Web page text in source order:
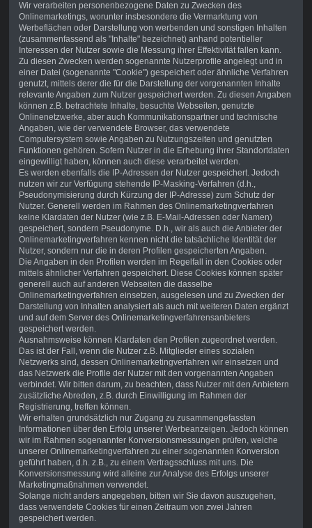
Wir verarbeiten personenbezogene Daten zu Zwecken des
Onlinemarketings, worunter insbesondere die Vermarktung von
Werbeflächen oder Darstellung von werbenden und sonstigen Inhalten
(zusammenfassend als "Inhalte" bezeichnet) anhand potentieller
Interessen der Nutzer sowie die Messung ihrer Effektivität fallen kann.
Zu diesen Zwecken werden sogenannte Nutzerprofile angelegt und in
einer Datei (sogenannte "Cookie") gespeichert oder ähnliche Verfahren
genutzt, mittels derer die für die Darstellung der vorgenannten Inhalte
relevante Angaben zum Nutzer gespeichert werden. Zu diesen Angaben
können z.B. betrachtete Inhalte, besuchte Webseiten, genutzte
Onlinenetzwerke, aber auch Kommunikationspartner und technische
Angaben, wie der verwendete Browser, das verwendete
Computersystem sowie Angaben zu Nutzungszeiten und genutzten
Funktionen gehören. Sofern Nutzer in die Erhebung ihrer Standortdaten
eingewilligt haben, können auch diese verarbeitet werden.
Es werden ebenfalls die IP-Adressen der Nutzer gespeichert. Jedoch
nutzen wir zur Verfügung stehende IP-Masking-Verfahren (d.h.,
Pseudonymisierung durch Kürzung der IP-Adresse) zum Schutz der
Nutzer. Generell werden im Rahmen des Onlinemarketingverfahren
keine Klardaten der Nutzer (wie z.B. E-Mail-Adressen oder Namen)
gespeichert, sondern Pseudonyme. D.h., wir als auch die Anbieter der
Onlinemarketingverfahren kennen nicht die tatsächliche Identität der
Nutzer, sondern nur die in deren Profilen gespeicherten Angaben.
Die Angaben in den Profilen werden im Regelfall in den Cookies oder
mittels ähnlicher Verfahren gespeichert. Diese Cookies können später
generell auch auf anderen Webseiten die dasselbe
Onlinemarketingverfahren einsetzen, ausgelesen und zu Zwecken der
Darstellung von Inhalten analysiert als auch mit weiteren Daten ergänzt
und auf dem Server des Onlinemarketingverfahrensanbieters
gespeichert werden.
Ausnahmsweise können Klardaten den Profilen zugeordnet werden.
Das ist der Fall, wenn die Nutzer z.B. Mitglieder eines sozialen
Netzwerks sind, dessen Onlinemarketingverfahren wir einsetzen und
das Netzwerk die Profile der Nutzer mit den vorgenannten Angaben
verbindet. Wir bitten darum, zu beachten, dass Nutzer mit den Anbietern
zusätzliche Abreden, z.B. durch Einwilligung im Rahmen der
Registrierung, treffen können.
Wir erhalten grundsätzlich nur Zugang zu zusammengefassten
Informationen über den Erfolg unserer Werbeanzeigen. Jedoch können
wir im Rahmen sogenannter Konversionsmessungen prüfen, welche
unserer Onlinemarketingverfahren zu einer sogenannten Konversion
geführt haben, d.h. z.B., zu einem Vertragsschluss mit uns. Die
Konversionsmessung wird alleine zur Analyse des Erfolgs unserer
Marketingmaßnahmen verwendet.
Solange nicht anders angegeben, bitten wir Sie davon auszugehen,
dass verwendete Cookies für einen Zeitraum von zwei Jahren
gespeichert werden.